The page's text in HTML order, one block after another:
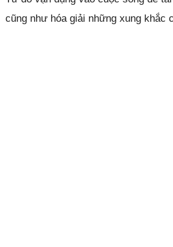
cũng như hóa giải những xung khắc